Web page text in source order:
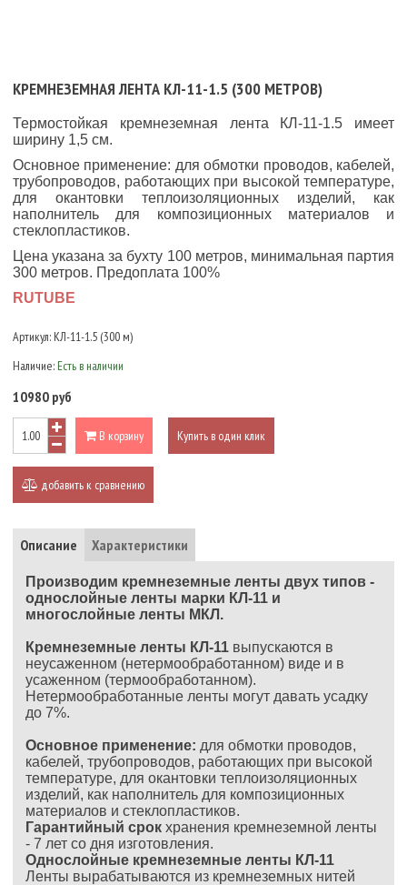
КРЕМНЕЗЕМНАЯ ЛЕНТА КЛ-11-1.5 (300 МЕТРОВ)
Термостойкая кремнеземная лента КЛ-11-1.5 имеет
ширину 1,5 см.
Основное применение: для обмотки проводов, кабелей,
трубопроводов, работающих при высокой температуре,
для окантовки теплоизоляционных изделий, как
наполнитель для композиционных материалов и
стеклопластиков.
Цена указана за бухту 100 метров, минимальная партия
300 метров. Предоплата 100%
RUTUBE
Артикул: КЛ-11-1.5 (300 м)
Наличие: Есть в наличии
10980 руб
В корзину Купить в один клик
добавить к сравнению
Описание Характеристики
Производим кремнеземные ленты двух типов -
однослойные ленты марки КЛ-11 и
многослойные ленты МКЛ.
Кремнеземные ленты КЛ-11 выпускаются в
неусаженном (нетермообработанном) виде и в
усаженном (термообработанном).
Нетермообработанные ленты могут давать усадку
до 7%.
Основное применение: для обмотки проводов,
кабелей, трубопроводов, работающих при высокой
температуре, для окантовки теплоизоляционных
изделий, как наполнитель для композиционных
материалов и стеклопластиков.
Гарантийный срок хранения кремнеземной ленты
- 7 лет со дня изготовления.
Однослойные кремнеземные ленты КЛ-11
Ленты вырабатываются из кремнеземных нитей